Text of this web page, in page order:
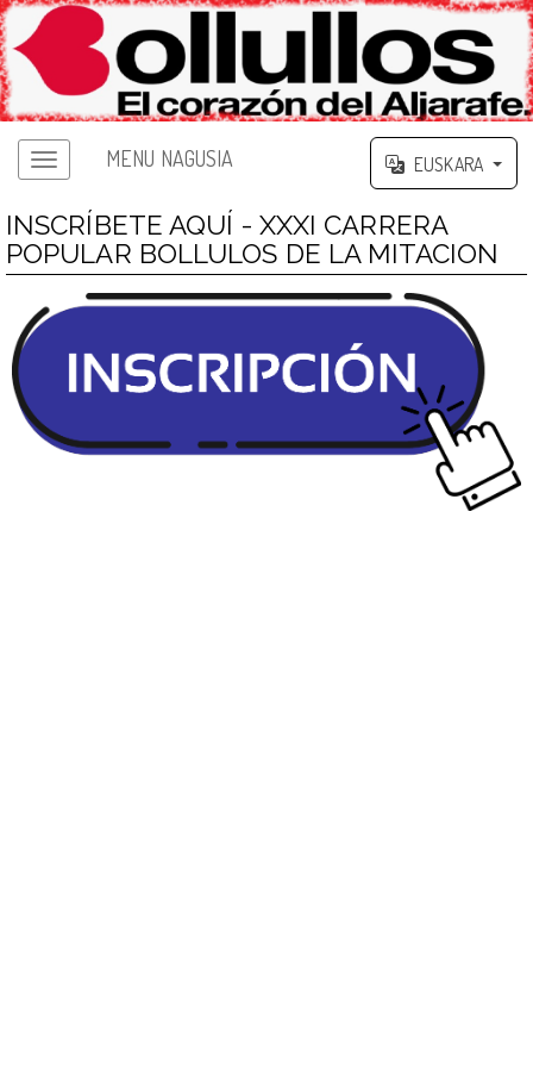
MENU NAGUSIA EUSKARA
INSCRÍBETE AQUÍ - XXXI CARRERA
POPULAR BOLLULOS DE LA MITACION